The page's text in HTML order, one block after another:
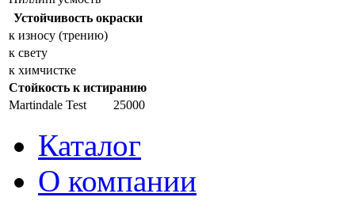
Устойчивость окраски
к износу (трению)
к свету
к химчистке
Стойкость к истиранию
Martindale Test
25000
Каталог
О компании